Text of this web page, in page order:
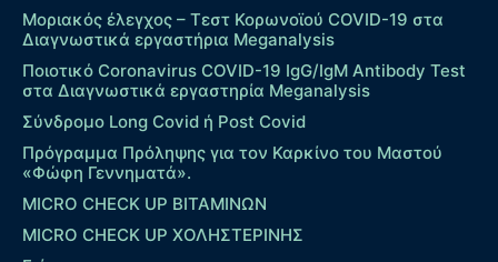
Μοριακός έλεγχος – Τεστ Κορωνοϊού COVID-19 στα
Διαγνωστικά εργαστήρια Meganalysis
Ποιοτικό Coronavirus COVID-19 IgG/IgM Antibody Test
στα Διαγνωστικά εργαστηρία Meganalysis
Σύνδρομο Long Covid ή Post Covid
Πρόγραμμα Πρόληψης για τον Καρκίνο του Μαστού
«Φώφη Γεννηματά».
MICRO CHECK UP ΒΙΤΑΜΙΝΩΝ
MICRO CHECK UP ΧΟΛΗΣΤΕΡΙΝΗΣ